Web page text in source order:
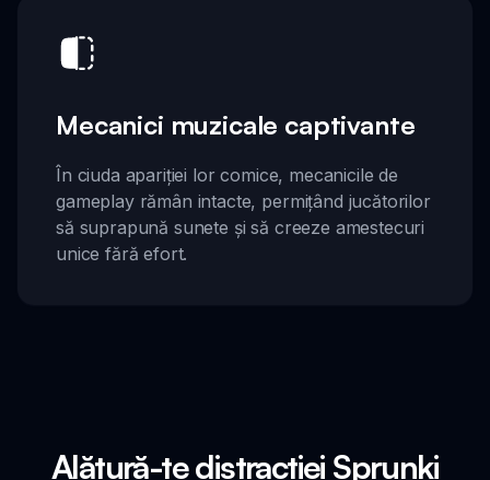
Mecanici muzicale captivante
În ciuda apariției lor comice, mecanicile de
gameplay rămân intacte, permițând jucătorilor
să suprapună sunete și să creeze amestecuri
unice fără efort.
Alătură-te distracției Sprunki